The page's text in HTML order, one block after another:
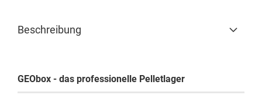
Beschreibung
GEObox - das professionelle Pelletlager